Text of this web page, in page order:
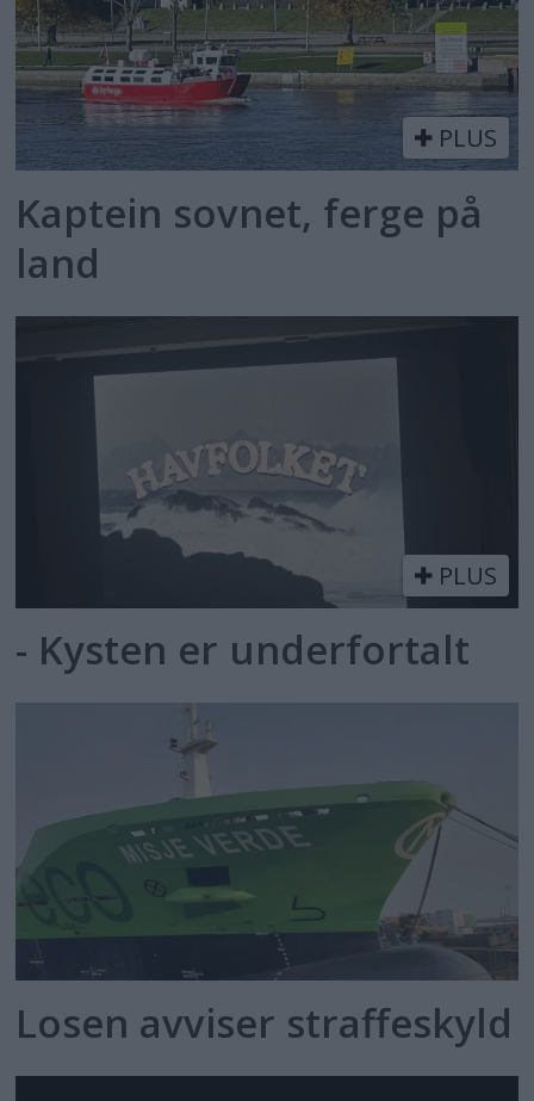
PLUS
Kaptein sovnet, ferge på
land
PLUS
- Kysten er underfortalt
Losen avviser straffeskyld